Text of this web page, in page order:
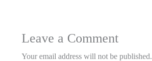
Leave a Comment
Your email address will not be published.